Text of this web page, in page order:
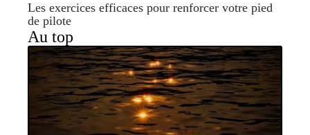
Les exercices efficaces pour renforcer votre pied
de pilote
Au top